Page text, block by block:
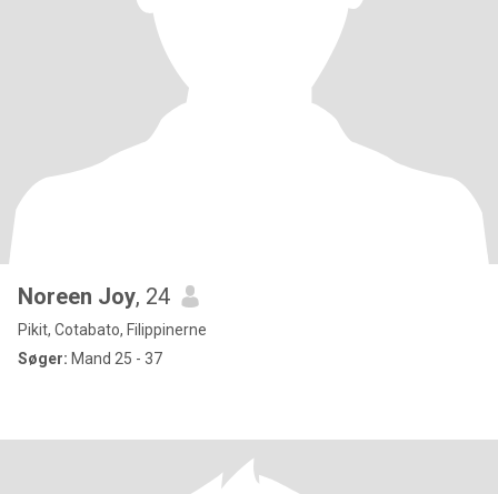
Noreen Joy, 24
Pikit, Cotabato, Filippinerne
Søger: Mand 25 - 37